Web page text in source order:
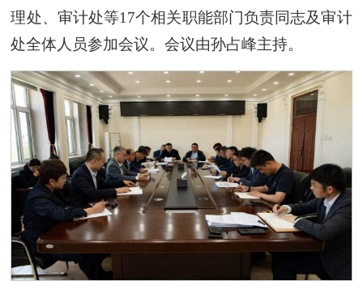
理处、审计处等17个相关职能部门负责同志及审计
处全体人员参加会议。会议由孙占峰主持。